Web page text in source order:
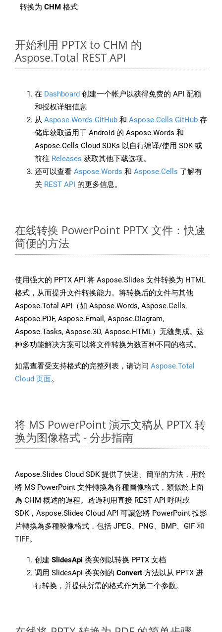
转换为 CHM 格式
开始利用 PPTX to CHM 的
Aspose.Total REST API
在 Dashboard 创建一个帐户以获得免费的 API 配额
和授权详细信息
从 Aspose.Words GitHub 和 Aspose.Cells GitHub 存
储库获取适用于 Android 的 Aspose.Words 和
Aspose.Cells Cloud SDKs 以自行编译/使用 SDK 或
前往 Releases 获取其他下载选项。
还可以查看 Aspose.Words 和 Aspose.Cells 了解有
关 REST API 的更多信息。
在线转换 PowerPoint PPTX 文件：快速
简便的方法
使用强大的 PPTX API 将 Aspose.Slides 文件转换为 HTML
格式，从而提升文件转换能力。将转换后的文件与其他
Aspose.Total API（如 Aspose.Words, Aspose.Cells,
Aspose.PDF, Aspose.Email, Aspose.Diagram,
Aspose.Tasks, Aspose.3D, Aspose.HTML）无缝集成。这
种多功能解决方案可以将文件转换为数百种不同的格式。
如需查看受支持格式的完整列表，请访问 Aspose.Total
Cloud 页面。
将 MS PowerPoint 演示文稿从 PPTX 转
换为图像格式 - 分步指南
Aspose.Slides Cloud SDK 提供了快速、簡單的方法，用於
將 MS PowerPoint 文件轉換為各種圖像格式，類似於上面
為 CHM 概述的過程。透過利用直接 REST API 呼叫或
SDK，Aspose.Slides Cloud API 可讓您將 PowerPoint 投影
片轉換為多種映像格式，包括 JPEG、PNG、BMP、GIF 和
TIFF。
创建 SlidesApi 类实例以转换 PPTX 文档
调用 SlidesApi 类实例的 Convert 方法以从 PPTX 进
行转换，并提供所需的格式作为第二个参数。